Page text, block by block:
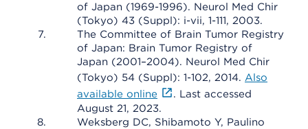
of Japan (1969-1996). Neurol Med Chir
(Tokyo) 43 (Suppl): i-vii, 1-111, 2003.
The Committee of Brain Tumor Registry
of Japan: Brain Tumor Registry of
Japan (2001–2004). Neurol Med Chir
(Tokyo) 54 (Suppl): 1-102, 2014. Also
available online
. Last accessed
August 21, 2023.
Weksberg DC, Shibamoto Y, Paulino